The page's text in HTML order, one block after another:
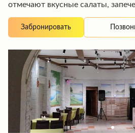
отмечают вкусные салаты,
персоналом. Просторные залы, в
оборудованный для караоке с
здесь семейные торжества или
отдохнуть в компании друзей.
Забронировать